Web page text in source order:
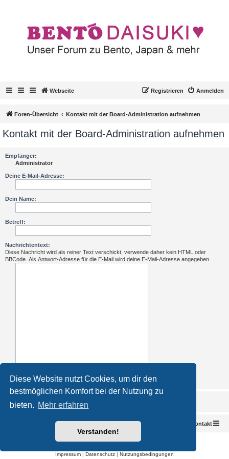
Diese Website nutzt Cookies, um dir den
bestmöglichen Komfort bei der Nutzung zu
bieten. Mehr erfahren
Verstanden!
Webseite Anmelden
Registrieren
Foren-Übersicht Kontakt mit der Board-Administration aufnehmen
Kontakt mit der Board-Administration aufnehmen
Empfänger:
Administrator
Deine E-Mail-Adresse:
Dein Name:
Betreff:
Nachrichtentext:
Diese Nachricht wird als reiner Text verschickt, verwende daher kein HTML oder
BBCode. Als Antwort-Adresse für die E-Mail wird deine E-Mail-Adresse angegeben.
Foren-Übersicht Kontakt
Powered byphpBB® Forum Software © phpBB Limited
Impressum | Datenschutz | Nutzungsbedingungen